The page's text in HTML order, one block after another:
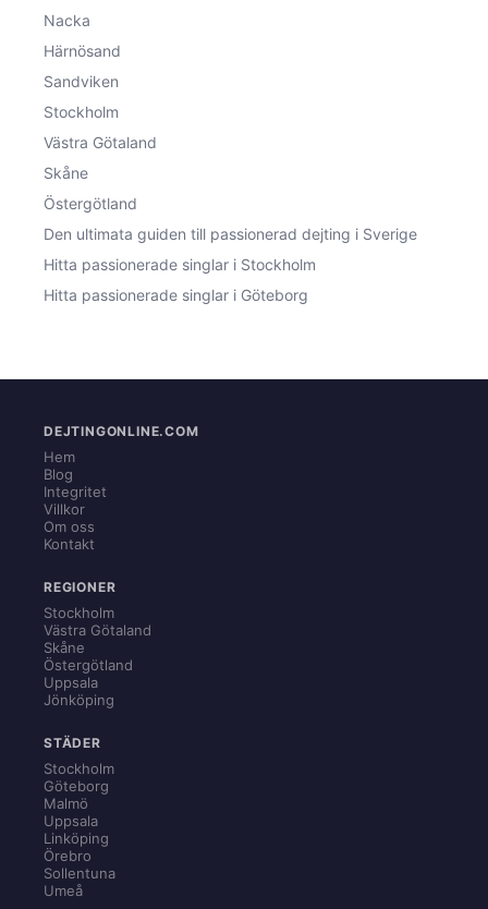
Nacka
Härnösand
Sandviken
Stockholm
Västra Götaland
Skåne
Östergötland
Den ultimata guiden till passionerad dejting i Sverige
Hitta passionerade singlar i Stockholm
Hitta passionerade singlar i Göteborg
DEJTINGONLINE.COM
Hem
Blog
Integritet
Villkor
Om oss
Kontakt
REGIONER
Stockholm
Västra Götaland
Skåne
Östergötland
Uppsala
Jönköping
STÄDER
Stockholm
Göteborg
Malmö
Uppsala
Linköping
Örebro
Sollentuna
Umeå